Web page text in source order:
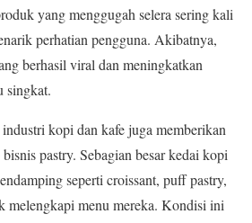
yang menggugah selera sering kali
perhatian pengguna. Akibatnya,
berhasil viral dan meningkatkan
singkat.
kopi dan kafe juga memberikan
pastry. Sebagian besar kedai kopi
seperti croissant, puff pastry,
melengkapi menu mereka. Kondisi ini